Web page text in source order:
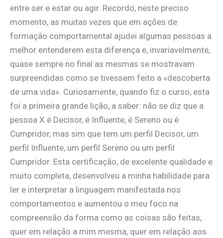
entre ser e estar ou agir. Recordo, neste preciso
momento, as muitas vezes que em ações de
formação comportamental ajudei algumas pessoas a
melhor entenderem esta diferença e, invariavelmente,
quase sempre no final as mesmas se mostravam
surpreendidas como se tivessem feito a «descoberta
de uma vida». Curiosamente, quando fiz o curso, esta
foi a primeira grande lição, a saber: não se diz que a
pessoa X é Decisor, é Influente, é Sereno ou é
Cumpridor, mas sim que tem um perfil Decisor, um
perfil Influente, um perfil Sereno ou um perfil
Cumpridor. Esta certificação, de excelente qualidade e
muito completa, desenvolveu a minha habilidade para
ler e interpretar a linguagem manifestada nos
comportamentos e aumentou o meu foco na
compreensão da forma como as coisas são feitas,
quer em relação a mim mesma, quer em relação aos